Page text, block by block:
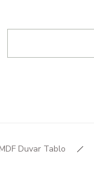
MDF Duvar Tablo